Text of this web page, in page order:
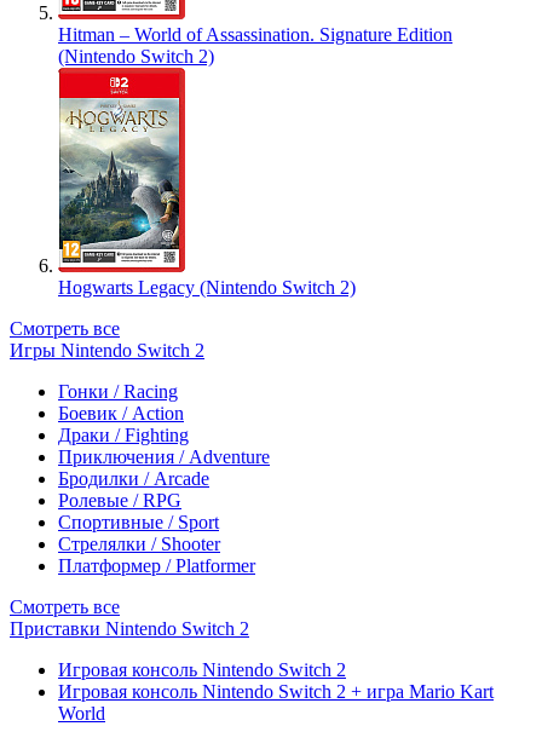
Hitman – World of Assassination. Signature Edition
(Nintendo Switch 2)
Hogwarts Legacy (Nintendo Switch 2)
Смотреть все
Игры Nintendo Switch 2
Гонки / Racing
Боевик / Action
Драки / Fighting
Приключения / Adventure
Бродилки / Arcade
Ролевые / RPG
Спортивные / Sport
Стрелялки / Shooter
Платформер / Platformer
Смотреть все
Приставки Nintendo Switch 2
Игровая консоль Nintendo Switch 2
Игровая консоль Nintendo Switch 2 + игра Mario Kart
World